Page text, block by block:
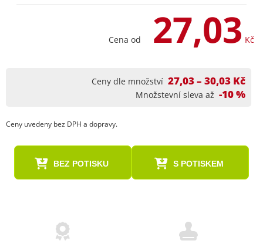
Cena od 27,03 Kč
Ceny dle množství 27,03 – 30,03 Kč
Množstevní sleva až -10 %
Ceny uvedeny bez DPH a dopravy.
BEZ POTISKU S POTISKEM